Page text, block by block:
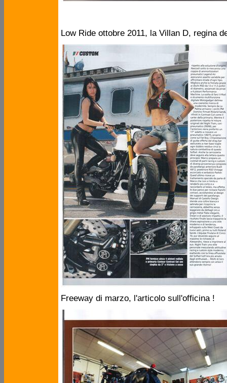
Low Ride ottobre 2011, la Villan D, regina
Freeway di marzo, l'articolo sull'officina !